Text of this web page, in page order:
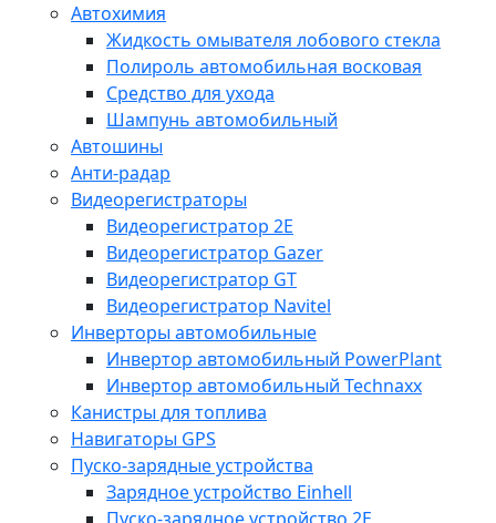
Автохимия
Жидкость омывателя лобового стекла
Полироль автомобильная восковая
Средство для ухода
Шампунь автомобильный
Автошины
Анти-радар
Видеорегистраторы
Видеорегистратор 2E
Видеорегистратор Gazer
Видеорегистратор GT
Видеорегистратор Navitel
Инверторы автомобильные
Инвертор автомобильный PowerPlant
Инвертор автомобильный Technaxx
Канистры для топлива
Навигаторы GPS
Пуско-зарядные устройства
Зарядное устройство Einhell